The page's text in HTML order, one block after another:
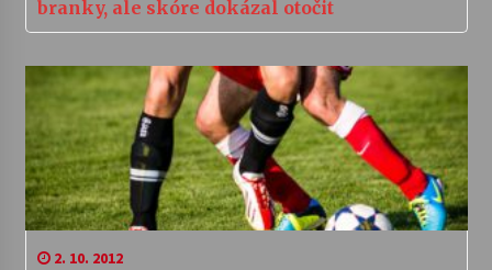
branky, ale skóre dokázal otočit
2. 10. 2012